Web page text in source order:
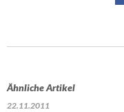
Ähnliche Artikel
22.11.2011